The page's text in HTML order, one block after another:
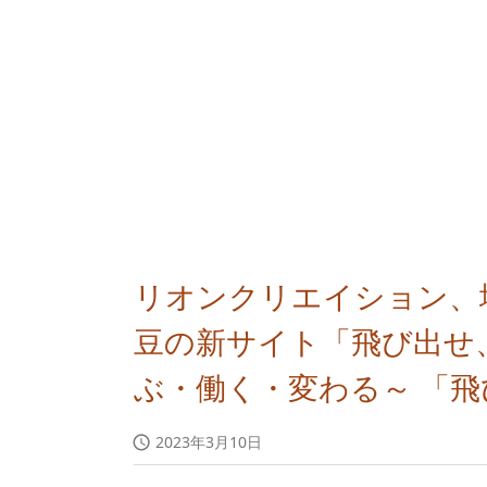
リオンクリエイション
豆の新サイト「飛び出
ぶ・働く・変わる～ 「
 2023年3月10日